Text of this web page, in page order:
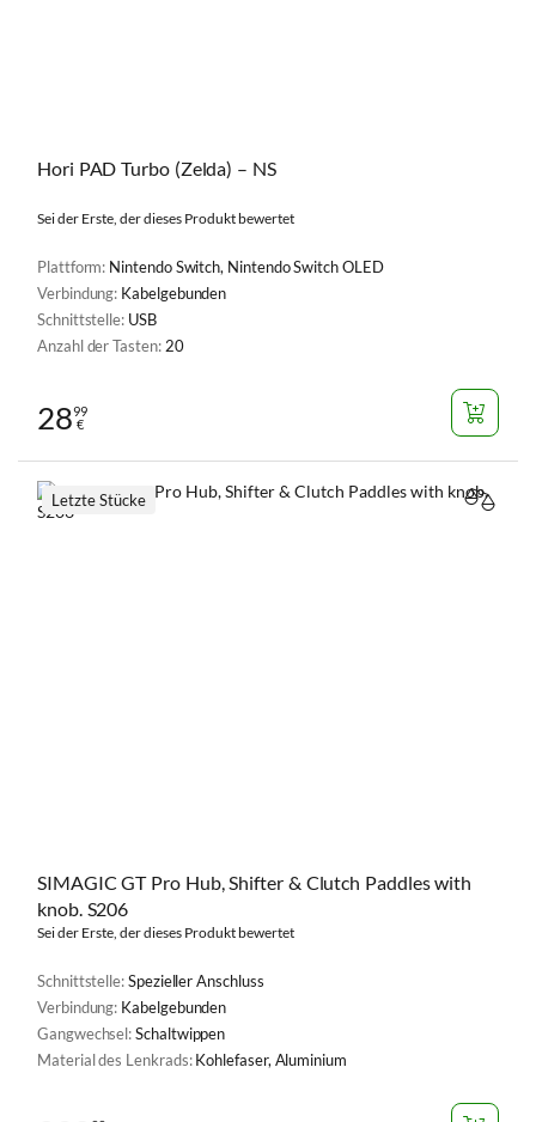
Hori PAD Turbo (Zelda) – NS
Sei der Erste, der dieses Produkt bewertet
Plattform: Nintendo Switch, Nintendo Switch OLED
Verbindung: Kabelgebunden
Schnittstelle: USB
Anzahl der Tasten:20
2899
€
SIMAGIC GT Pro Hub, Shifter & Clutch Paddles with
knob. S206
Sei der Erste, der dieses Produkt bewertet
Schnittstelle:Spezieller Anschluss
Verbindung: Kabelgebunden
Gangwechsel:Schaltwippen
Material des Lenkrads:Kohlefaser, Aluminium
Letzte Stücke